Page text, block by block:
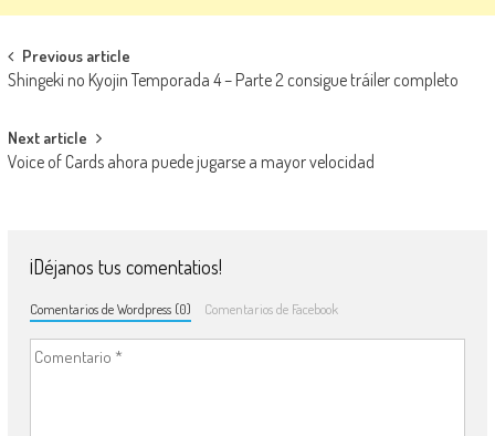
Navegación de entradas
Previous article
Shingeki no Kyojin Temporada 4 – Parte 2 consigue tráiler completo
Next article
Voice of Cards ahora puede jugarse a mayor velocidad
¡Déjanos tus comentatios!
Comentarios de Wordpress (0) Comentarios de Facebook